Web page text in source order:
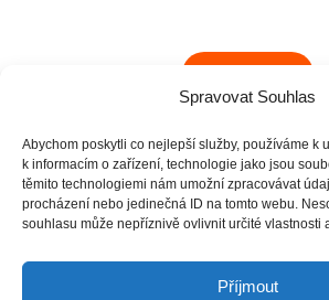
Spravovat Souhlas
Abychom poskytli co nejlepší služby, používáme k
k informacím o zařízení, technologie jako jsou
těmito technologiemi nám umožní zpracovávat
procházení nebo jedinečná ID na tomto webu.
souhlasu může nepříznivě ovlivnit určité vlastnosti
Příjmout
GDPR
O nás